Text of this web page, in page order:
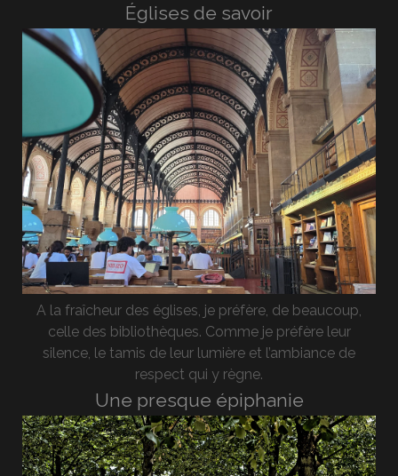
Églises de savoir
A la fraîcheur des églises, je préfère, de beaucoup,
celle des bibliothèques. Comme je préfère leur
silence, le tamis de leur lumière et l’ambiance de
respect qui y règne.
Une presque épiphanie